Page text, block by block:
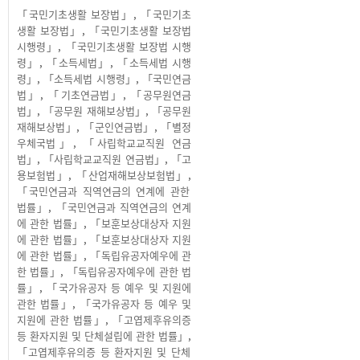
「국민기초생활 보장법」 , 「국민기초
생활 보장법」 , 「국민기초생활 보장법
시행령」 , 「국민기초생활 보장법 시행
령」 , 「소득세법」 , 「소득세법 시행
령」 , 「소득세법 시행령」 , 「국민연금
법」 , 「기초연금법」 , 「공무원연금
법」 , 「공무원 재해보상법」 , 「공무원
재해보상법」 , 「군인연금법」 , 「별정
우체국법」 , 「사립학교교직원 연금
법」 , 「사립학교교직원 연금법」 , 「고
용보험법」 , 「산업재해보상보험법」 ,
「국민연금과 직역연금의 연계에 관한
법률」 , 「국민연금과 직역연금의 연계
에 관한 법률」 , 「보훈보상대상자 지원
에 관한 법률」 , 「보훈보상대상자 지원
에 관한 법률」 , 「독립유공자예우에 관
한 법률」 , 「독립유공자예우에 관한 법
률」 , 「국가유공자 등 예우 및 지원에
관한 법률」 , 「국가유공자 등 예우 및
지원에 관한 법률」 , 「고엽제후유의증
등 환자지원 및 단체설립에 관한 법률」 ,
「고엽제후유의증 등 환자지원 및 단체